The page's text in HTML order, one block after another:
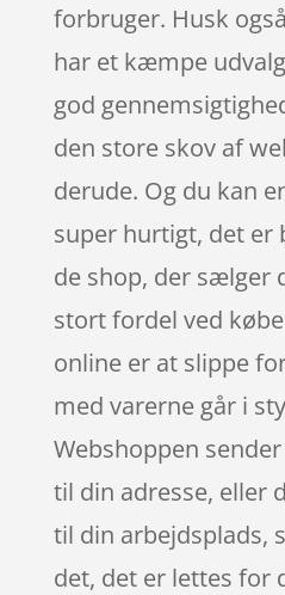
forbruger. Husk
har et kæmpe
god
den store skov af
derude. Og du kan
super hurtigt, det er
de shop, der sælger
stort fordel ved
online er at slippe
med varerne går i
Webshoppen
til din adresse, eller
til din arbejdsplads,
det, det er lettes for